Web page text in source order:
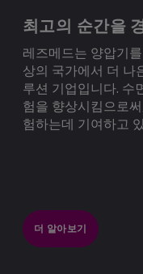
3 Source:
2016
최고의 순간을
레즈메드는 양압기
상의 국가에서 더 나
루션 기업입니다. 수
험을 향상시킴으로
험하는데 기여하고
더 알아보기